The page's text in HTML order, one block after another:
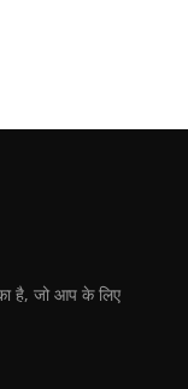
है, जो आप के लिए